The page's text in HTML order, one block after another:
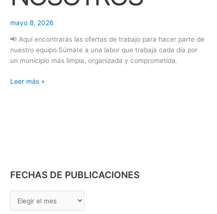
mayo 8, 2026
📢 Aquí encontrarás las ofertas de trabajo para hacer parte de
nuestro equipo.Súmate a una labor que trabaja cada día por
un municipio más limpia, organizada y comprometida.
Leer más »
FECHAS DE PUBLICACIONES
N
E
S